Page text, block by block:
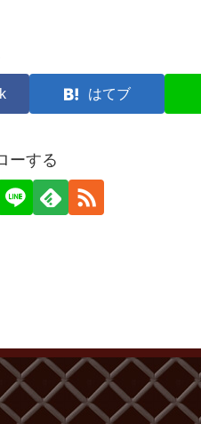
はてブ
ーする